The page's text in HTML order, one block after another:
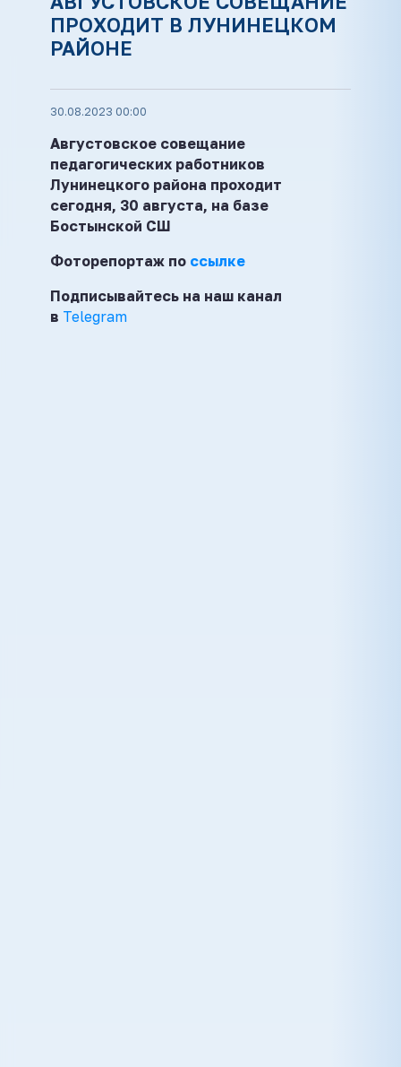
ПРОХОДИТ В ЛУНИНЕЦКОМ
РАЙОНЕ
30.08.2023 00:00
Августовское совещание
педагогических работников
Лунинецкого района проходит
сегодня, 30 августа, на базе
Бостынской СШ
Фоторепортаж по ссылке
Подписывайтесь на наш канал
в Telegram